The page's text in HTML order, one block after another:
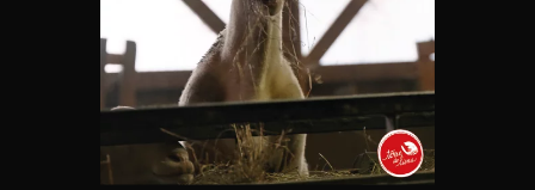
« SANS PAYSANS, ON FAIT
COMMENT ? » – L’ASSOCIATION
TERRE DE LIENS, UNE MISSION
D’INTÉRÊTS COMMUNS
Vidéos